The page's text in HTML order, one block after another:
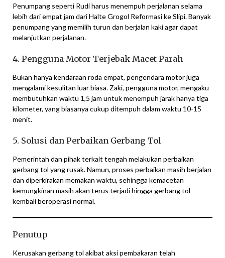
Penumpang seperti Rudi harus menempuh perjalanan selama
lebih dari empat jam dari Halte Grogol Reformasi ke Slipi. Banyak
penumpang yang memilih turun dan berjalan kaki agar dapat
melanjutkan perjalanan.
4. Pengguna Motor Terjebak Macet Parah
Bukan hanya kendaraan roda empat, pengendara motor juga
mengalami kesulitan luar biasa. Zaki, pengguna motor, mengaku
membutuhkan waktu 1,5 jam untuk menempuh jarak hanya tiga
kilometer, yang biasanya cukup ditempuh dalam waktu 10-15
menit.
5. Solusi dan Perbaikan Gerbang Tol
Pemerintah dan pihak terkait tengah melakukan perbaikan
gerbang tol yang rusak. Namun, proses perbaikan masih berjalan
dan diperkirakan memakan waktu, sehingga kemacetan
kemungkinan masih akan terus terjadi hingga gerbang tol
kembali beroperasi normal.
Penutup
Kerusakan gerbang tol akibat aksi pembakaran telah